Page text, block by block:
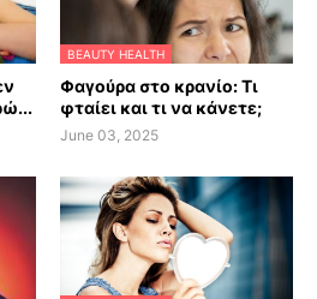
BEAUTY HEALTH
Φαγούρα στο κρανίο: Τι
φταίει και τι να κάνετε;
June 03, 2025